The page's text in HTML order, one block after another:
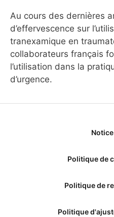
Au cours des dernières
d’effervescence sur
tranexamique en
collaborateurs français
l’utilisation dans la
d’urgence.
Politique de
Politique de
Politique